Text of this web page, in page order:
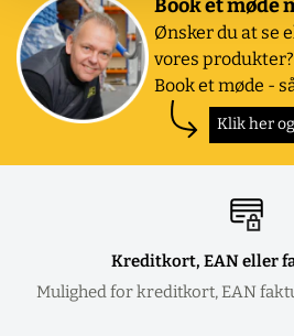
Book et møde
Ønsker du at se
vores produkter?
Book et møde -
Klik her
Kreditkort, EAN eller
Mulighed for kreditkort, EAN